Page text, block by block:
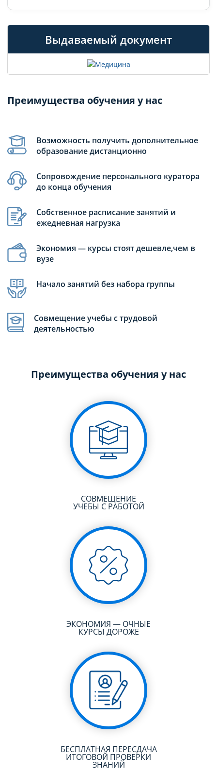
Выдаваемый документ
Преимущества обучения у нас
Возможность получить дополнительное
образование дистанционно
Сопровождение персонального куратора
до конца обучения
Собственное расписание занятий и
ежедневная нагрузка
Экономия — курсы стоят дешевле,чем в
вузе
Начало занятий без набора группы
Совмещение учебы с трудовой
деятельностью
Преимущества обучения у нас
СОВМЕЩЕНИЕ
УЧЕБЫ С РАБОТОЙ
ЭКОНОМИЯ — ОЧНЫЕ
КУРСЫ ДОРОЖЕ
БЕСПЛАТНАЯ ПЕРЕСДАЧА
ИТОГОВОЙ ПРОВЕРКИ
ЗНАНИЙ